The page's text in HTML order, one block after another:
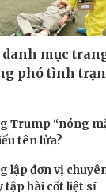
Chuyển đổi
Podcast
Câu chuyện
Cửa sổ tình
Kể chuyện
mục
phó tình
Trump “nóng
tên lửa?
lập đơn vị
tập hài cốt liệt sĩ